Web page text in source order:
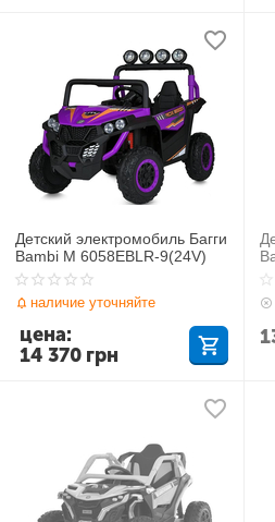
Детский электромобиль Багги
Bambi M 6058EBLR-9(24V)
наличие уточняйте
14 370 грн
цена: